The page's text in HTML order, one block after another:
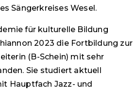
Sängerkreises Wesel.
für kulturelle Bildung
2023 die Fortbildung zur
(B-Schein) mit sehr
Sie studiert aktuell
Hauptfach Jazz- und